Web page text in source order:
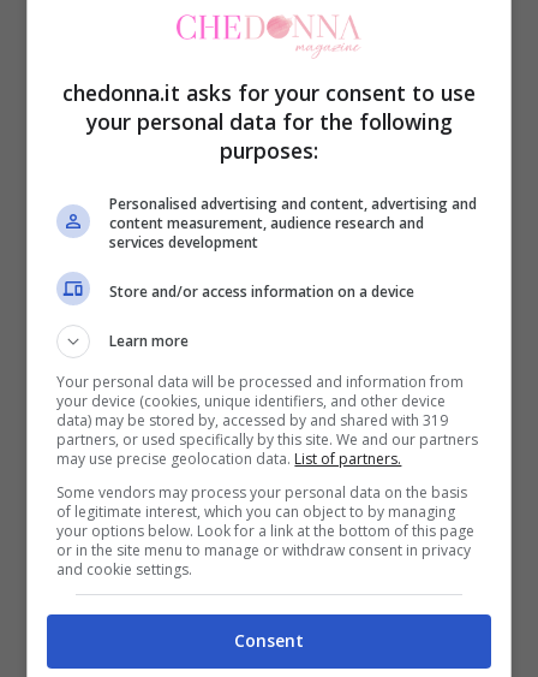
Avevo 19 anni.Facevo delle
scene da pazza, ho annullato la mia vita
per lui. Andava in Brasile e andavo in
Brasile. Andava a Londra e andavo a
Londra. Poteva farmi tutto,ho pure
perdonato corna.Se mi fosse passato
sopra con uno schiacciasassi avrei
risposto ‘Grazie’
che il giorno in cui l’avrei visto ci sarebbe
stato un problema e avrebbero annullato il
volo”: comincia così il racconto che
Tommaso Zorzi ha fatto ai compagni sul
suo primo amore.
Un amore travolgente quello che ha
Tommaso Zorzi che, dopo una
chedonna.it asks for your consent to use
your personal data for the following
purposes:
Personalised advertising and content, advertising and
content measurement, audience research and
services development
Store and/or access information on a device
Learn more
Your personal data will be processed and information from
your device (cookies, unique identifiers, and other device
data) may be stored by, accessed by and shared with 319
partners, or used specifically by this site. We and our partners
may use precise geolocation data. List of partners.
Some vendors may process your personal data on the basis
of legitimate interest, which you can object to by managing
your options below. Look for a link at the bottom of this page
or in the site menu to manage or withdraw consent in privacy
and cookie settings.
Consent